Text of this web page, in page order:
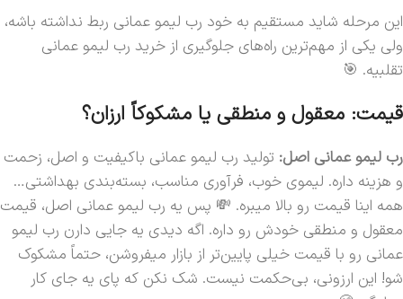
این مرحله شاید مستقیم به خود رب لیمو عمانی ربط نداشته باشه،
ولی یکی از مهم‌ترین راه‌های جلوگیری از خرید رب لیمو عمانی
تقلبیه. 🎯
قیمت: معقول و منطقی یا مشکوکاً ارزان؟
رب لیمو عمانی اصل: تولید رب لیمو عمانی باکیفیت و اصل، زحمت
و هزینه داره. لیموی خوب، فرآوری مناسب، بسته‌بندی بهداشتی…
همه اینا قیمت رو بالا میبره. 💸 پس یه رب لیمو عمانی اصل، قیمت
معقول و منطقی خودش رو داره. اگه دیدی یه جایی دارن رب لیمو
عمانی رو با قیمت خیلی پایین‌تر از بازار میفروشن، حتماً مشکوک
شو! این ارزونی، بی‌حکمت نیست. شک نکن که پای یه جای کار